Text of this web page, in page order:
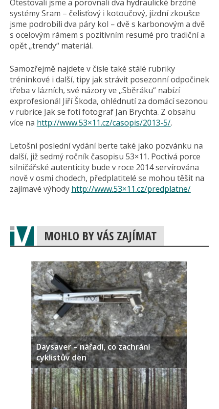
Otestovali jsme a porovnali dva hydraulické brzdné
systémy Sram – čelisťový i kotoučový, jízdní zkoušce
jsme podrobili dva páry kol – dvě s karbonovým a dvě
s ocelovým rámem s pozitivním resumé pro tradiční a
opět „trendy“ materiál.
Samozřejmě najdete v čísle také stálé rubriky
tréninkové i další, tipy jak strávit posezonní odpočinek
třeba v lázních, své názory ve „Sběráku“ nabízí
exprofesionál Jiří Škoda, ohlédnutí za domácí sezonou
v rubrice Jak se fotí fotograf Jan Brychta. Z obsahu
více na http://www.53×11.cz/casopis/2013-5/.
Letošní poslední vydání berte také jako pozvánku na
další, již sedmý ročník časopisu 53×11. Poctivá porce
silničářské autenticity bude v roce 2014 servírována
nově v osmi chodech, předplatitelé se mohou těšit na
zajímavé výhody http://www.53×11.cz/predplatne/
MOHLO BY VÁS ZAJÍMAT
Daysaver – nářadí, co zachrání
cyklistův den